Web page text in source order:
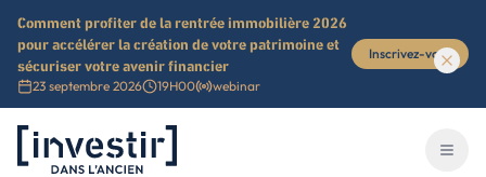
Comment profiter de la rentrée immobilière 2026
pour accélérer la création de votre patrimoine et
sécuriser votre avenir financier
23 septembre 2026 19H00 webinar
Inscrivez-vous
Investir dans l'ancien